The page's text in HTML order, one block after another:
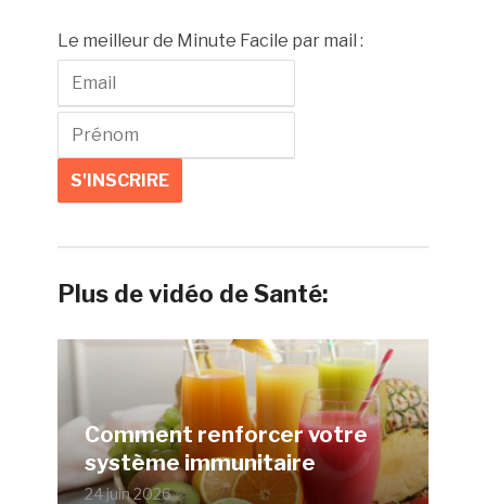
Le meilleur de Minute Facile par mail :
Plus de vidéo de Santé:
Comment renforcer votre
système immunitaire
24 juin 2026